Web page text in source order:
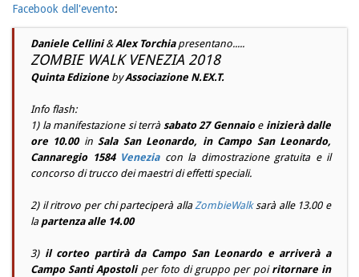
Facebook dell'evento:
Daniele Cellini&Alex Torchiapresentano.....
ZOMBIE WALK VENEZIA 2018
Quinta Edizione byAssociazione N.EX.T.
Info flash:
1) la manifestazione si terrà sabato 27 Gennaioe inizierà dalle
ore 10.00inSala San Leonardo, in Campo San Leonardo,
Cannaregio 1584 Veneziacon la dimostrazione gratuita e il
concorso di trucco dei maestri di effetti speciali.
2) il ritrovo per chi parteciperà allaZombieWalksarà alle 13.00 e
la partenza alle 14.00
3) il corteo partirà da Campo San Leonardoe arriverà a
Campo Santi Apostoliper foto di gruppo per poi ritornare in